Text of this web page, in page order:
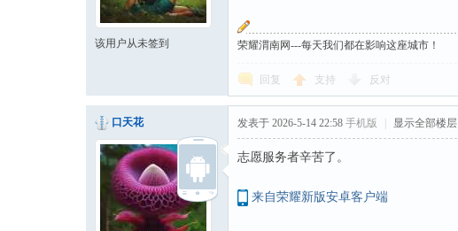
该用户从未签到 荣耀渭南网---每天我们都在影响这座城市！
回复 支持 反对
口天花 发表于 2026-5-14 22:58 手机版 显示全部楼层
志愿服务者辛苦了。
来自荣耀新版安卓客户端